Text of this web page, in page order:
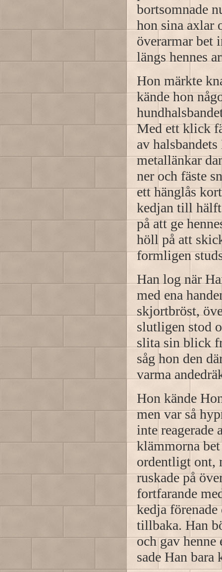
bortsomnade
hon sina axlar
överarmar bet
längs hennes
Hon märkte
kände hon
Med ett klick
av
metallänkar
ner och fäste
ett hänglås
kedjan till
på att ge
höll på att
formligen
Han log när
med ena
skjortbröst,
slutligen stod
slita sin blick
såg hon den
varma
Hon kände
men var så
inte reagerade
klämmorna
ordentligt ont,
ruskade på
fortfarande
kedja
tillbaka. Han
och gav henne
sade Han